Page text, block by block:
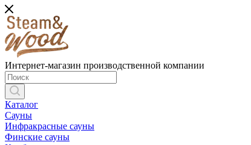
Интернет-магазин производственной компании
Каталог
Сауны
Инфракрасные сауны
Финские сауны